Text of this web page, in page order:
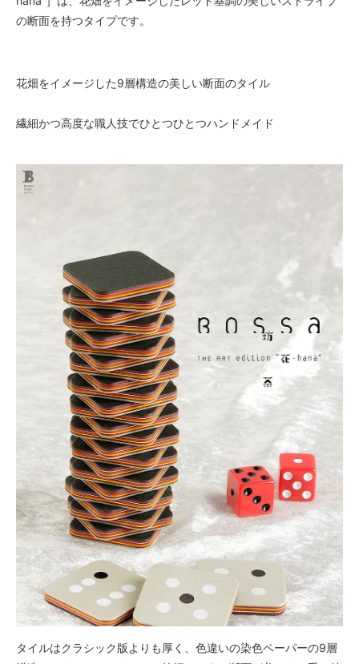
の断面を持つタイプです。
花畑をイメージした9層構造の美しい断面のタイル
繊細かつ高度な職人技でひとつひとつハンドメイド
タイルはクラシック版よりも厚く、色違いの染色ペーパーの9層